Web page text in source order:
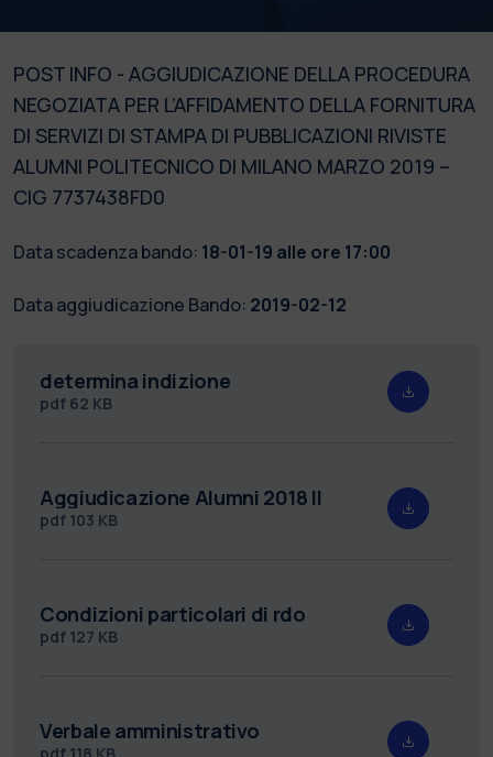
POST INFO - AGGIUDICAZIONE DELLA PROCEDURA
NEGOZIATA PER L’AFFIDAMENTO DELLA FORNITURA
DI SERVIZI DI STAMPA DI PUBBLICAZIONI RIVISTE
ALUMNI POLITECNICO DI MILANO MARZO 2019 –
CIG 7737438FD0
Data scadenza bando: 18-01-19 alle ore 17:00
Data aggiudicazione Bando: 2019-02-12
determina indizione
pdf 62 KB
Aggiudicazione Alumni 2018 II
pdf 103 KB
Condizioni particolari di rdo
pdf 127 KB
Verbale amministrativo